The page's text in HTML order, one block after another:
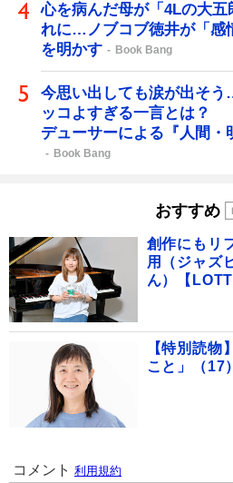
心を病んだ母が「4Lの大
れに…ノブコブ徳井が「感
を明かす
Book Bang
今思い出しても涙が出そ
ッコよすぎる一言とは？
デューサーによる『人間・
Book Bang
おすすめ
創作にもリ
用（ジャズ
ん）【
【特別読物
こと」（